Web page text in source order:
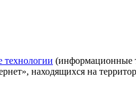
технологии (информационные
находящихся на